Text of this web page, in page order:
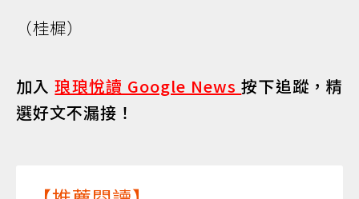
（桂樨）
加入琅琅悅讀 Google News按下追蹤，精
選好文不漏接！